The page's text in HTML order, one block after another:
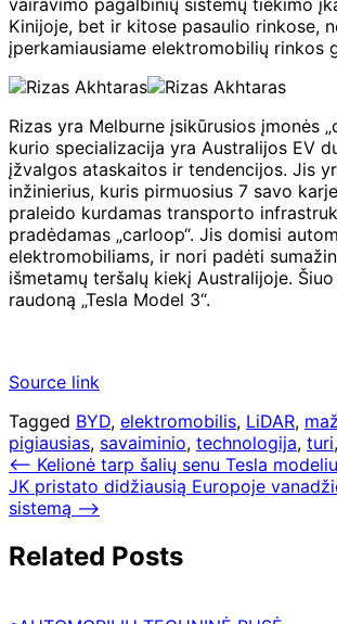
Kinijoje, bet ir kitose pasaulio rinkose,
įperkamiausiame elektromobilių rinkos
Rizas yra Melburne įsikūrusios įmonės
kurio specializacija yra Australijos EV
įžvalgos ataskaitos ir tendencijos. Jis
inžinierius, kuris pirmuosius 7 savo
praleido kurdamas transporto
pradėdamas „carloop“. Jis domisi
elektromobiliams, ir nori padėti
išmetamų teršalų kiekį Australijoje.
raudoną „Tesla Model 3“.
Source link
Tagged BYD, elektromobilis, LiDAR,
pigiausias, savaiminio, technologija, turi,
Navigacija
tarp
⟵ Kelionė tarp šalių senu Tesla
JK pristato didžiausią Europoje
sistemą ⟶
Related Posts